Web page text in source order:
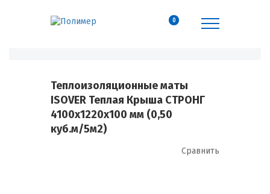
0
Теплоизоляционные маты
ISOVER Теплая Крыша СТРОНГ
4100х1220х100 мм (0,50
куб.м/5м2)
Сравнить